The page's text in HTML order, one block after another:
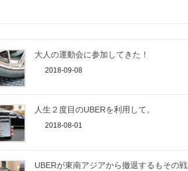
大人の運動会に参加してきた！
2018-09-08
人生２度目のUBERを利用して。
2018-08-01
UBERが東南アジアから撤退するもその戦